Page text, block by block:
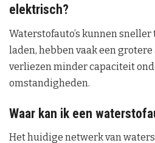
elektrisch?
Waterstofauto’s kunnen
laden, hebben vaak een
verliezen minder capaciteit
omstandigheden.
Waar kan ik een
Het huidige netwerk van